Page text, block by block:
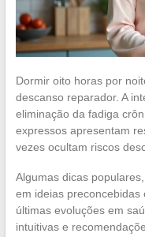
Dormir oito horas por
descanso reparador. A
eliminação da fadiga
expressos apresentam
vezes ocultam riscos
Algumas dicas
em ideias preconcebidas
últimas evoluções em
intuitivas e